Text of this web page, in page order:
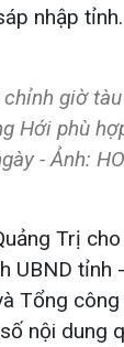
nhập tỉnh.
giờ
Hới phù
- Ảnh:
Trị
UBND tỉnh
Tổng
nội dung